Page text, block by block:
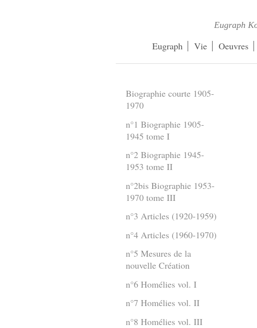
Eugraph
Eugraph Vie Oeuvres
Biographie courte 1905-
1970
n°1 Biographie 1905-
1945 tome I
n°2 Biographie 1945-
1953 tome II
n°2bis Biographie 1953-
1970 tome III
n°3 Articles (1920-1959)
n°4 Articles (1960-1970)
n°5 Mesures de la
nouvelle Création
n°6 Homélies vol. I
n°7 Homélies vol. II
n°8 Homélies vol. III